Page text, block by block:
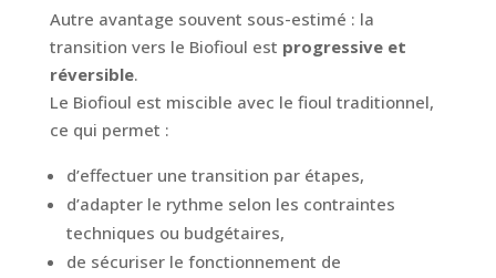
Autre avantage souvent sous-estimé : la
transition vers le Biofioul est progressive et
réversible.
Le Biofioul est miscible avec le fioul traditionnel,
ce qui permet :
d’effectuer une transition par étapes,
d’adapter le rythme selon les contraintes
techniques ou budgétaires,
de sécuriser le fonctionnement de